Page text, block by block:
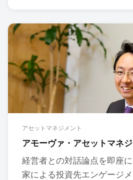
アセットマネジメント
アモーヴァ・アセットマネ
経営者との対話論点を即座
家による投資先エンゲージ